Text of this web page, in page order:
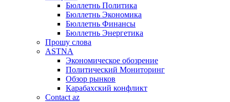
Бюллетнь Политика
Бюллетнь Экономика
Бюллетнь Финансы
Бюллетнь Энергетика
Прошу слова
ASTNA
Экономическое обозрение
Политический Мониторинг
Обзор рынков
Карабахский конфликт
Contact az